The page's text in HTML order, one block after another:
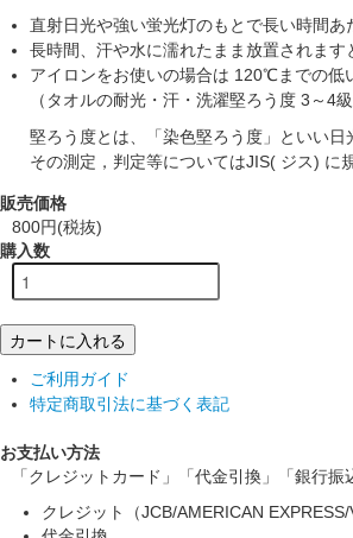
直射日光や強い蛍光灯のもとで長い時間
長時間、汗や水に濡れたまま放置されま
アイロンをお使いの場合は 120℃までの低
（タオルの耐光・汗・洗濯堅ろう度 3～4級
堅ろう度とは、「染色堅ろう度」といい
その測定，判定等についてはJIS( ジス) に
販売価格
800円(税抜)
購入数
カートに入れる
ご利用ガイド
特定商取引法に基づく表記
お支払い方法
「クレジットカード」「代金引換」「銀行
クレジット（JCB/AMERICAN